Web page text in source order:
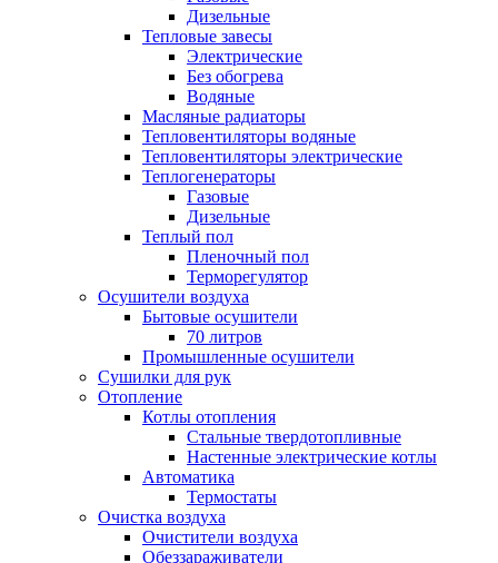
Дизельные
Тепловые завесы
Электрические
Без обогрева
Водяные
Масляные радиаторы
Тепловентиляторы водяные
Тепловентиляторы электрические
Теплогенераторы
Газовые
Дизельные
Теплый пол
Пленочный пол
Терморегулятор
Осушители воздуха
Бытовые осушители
70 литров
Промышленные осушители
Сушилки для рук
Отопление
Котлы отопления
Стальные твердотопливные
Настенные электрические котлы
Автоматика
Термостаты
Очистка воздуха
Очистители воздуха
Обеззараживатели